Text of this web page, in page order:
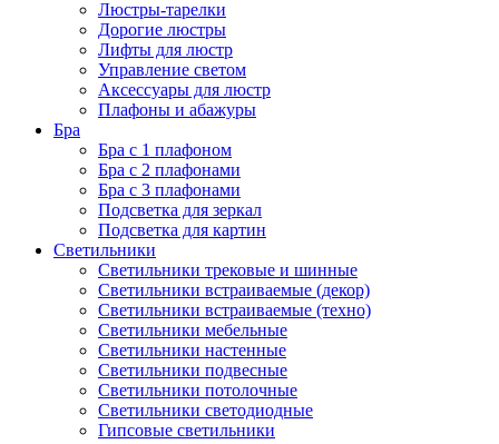
Люстры-тарелки
Дорогие люстры
Лифты для люстр
Управление светом
Аксессуары для люстр
Плафоны и абажуры
Бра
Бра с 1 плафоном
Бра с 2 плафонами
Бра с 3 плафонами
Подсветка для зеркал
Подсветка для картин
Светильники
Светильники трековые и шинные
Светильники встраиваемые (декор)
Светильники встраиваемые (техно)
Светильники мебельные
Светильники настенные
Светильники подвесные
Светильники потолочные
Светильники светодиодные
Гипсовые светильники